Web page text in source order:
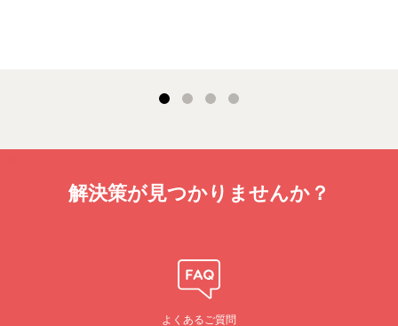
解決策が見つかりませんか？
よくあるご質問